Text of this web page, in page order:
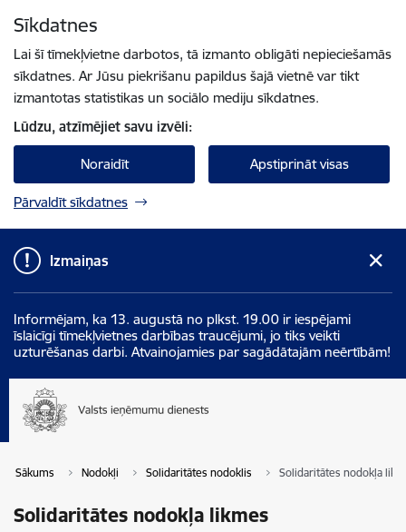
Sīkdatnes
Lai šī tīmekļvietne darbotos, tā izmanto obligāti nepieciešamās
sīkdatnes. Ar Jūsu piekrišanu papildus šajā vietnē var tikt
izmantotas statistikas un sociālo mediju sīkdatnes.
Lūdzu, atzīmējiet savu izvēli:
Noraidīt Apstiprināt visas
Pārvaldīt sīkdatnes
Izmaiņas
Informējam, ka 13. augustā no plkst. 19.00 ir iespējami
īslaicīgi tīmekļvietnes darbības traucējumi, jo tiks veikti
uzturēšanas darbi. Atvainojamies par sagādātajām neērtībām!
Sākums Nodokļi Solidaritātes nodoklis Solidaritātes nodokļa
Solidaritātes nodokļa likmes